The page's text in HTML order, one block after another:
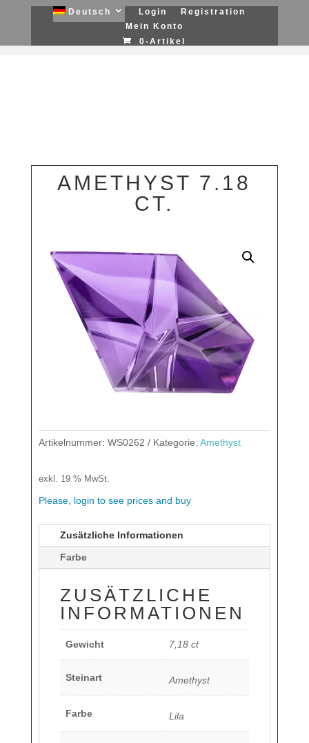
Deutsch Login
Registration
Mein Konto
0-Artikel
AMETHYST 7.18
CT.
Artikelnummer: WS0262 Kategorie: Amethyst
exkl. 19 % MwSt.
Please, login to see prices and buy
Zusätzliche Informationen
Farbe
ZUSÄTZLICHE
INFORMATIONEN
Gewicht 7,18 ct
Steinart Amethyst
Farbe Lila